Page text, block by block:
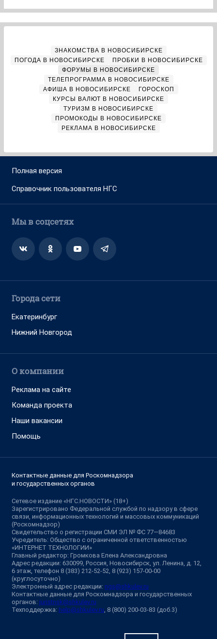
ЗНАКОМСТВА В НОВОСИБИРСКЕ
ПОГОДА В НОВОСИБИРСКЕ
ПРОБКИ В НОВОСИБИРСКЕ
ФОРУМЫ В НОВОСИБИРСКЕ
ТЕЛЕПРОГРАММА В НОВОСИБИРСКЕ
АФИША В НОВОСИБИРСКЕ
ГОРОСКОП
КУРСЫ ВАЛЮТ В НОВОСИБИРСКЕ
ТУРИЗМ В НОВОСИБИРСКЕ
ПРОМОКОДЫ В НОВОСИБИРСКЕ
РЕКЛАМА В НОВОСИБИРСКЕ
Полная версия
Справочник пользователя НГС
Мы в соцсетях
Города сети
Екатеринбург
Нижний Новгород
О компании
Реклама на сайте
Команда проекта
Наши вакансии
Помощь
Контактные данные для Роскомнадзора
и государственных органов
Сетевое издание «НГС.НОВОСТИ» (18+)
Зарегистрировано Федеральной службой по надзору в сфере
связи, информационных технологий и массовых коммуникаций
(Роскомнадзор)
Свидетельство о регистрации СМИ ЭЛ № ФС 77—84683
Учредитель: Общество с ограниченной ответственностью
«ИНТЕРНЕТ ТЕХНОЛОГИИ»
Главный редактор: Громкова Елена Александровна
Адрес редакции: 630099, Россия, Новосибирск, ул. Ленина, д. 12,
6 этаж, телефон 8 (383) 212-52-52, 8 (923) 157-00-00
(круглосуточно)
Электронный адрес редакции: ngs@shkulev.ru
Контактные данные для Роскомнадзора и государственных
органов: juristnsk@shkulev.ru
Техподдержка: help@shkulev.ru, 8 (800) 200-03-83 (доб.3)